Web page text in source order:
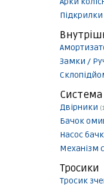
Підкрилки
Замки /
Система
Двірники
Бачок
Насос
Механізм
Тросики
Тросик